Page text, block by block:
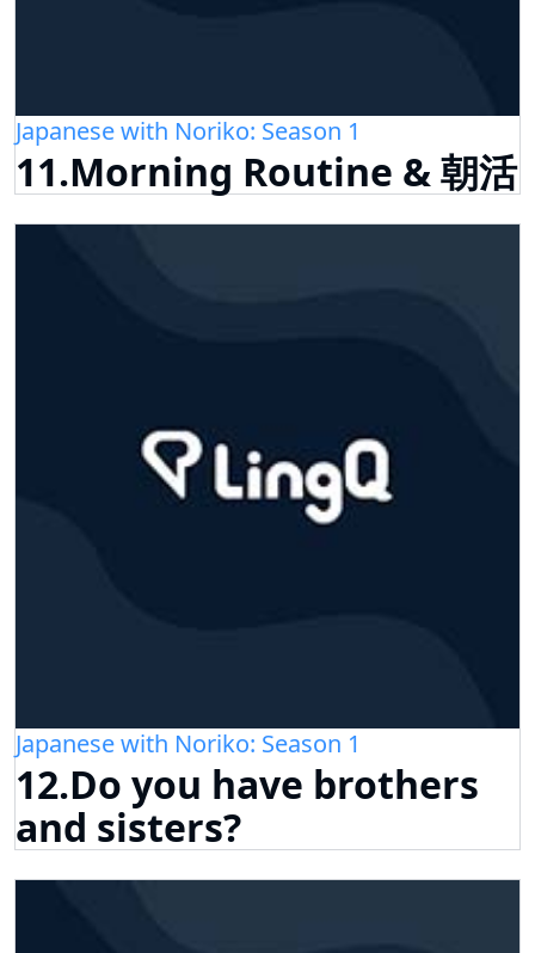
Japanese with Noriko: Season 1
11.Morning Routine & 朝活
Japanese with Noriko: Season 1
12.Do you have brothers
and sisters?